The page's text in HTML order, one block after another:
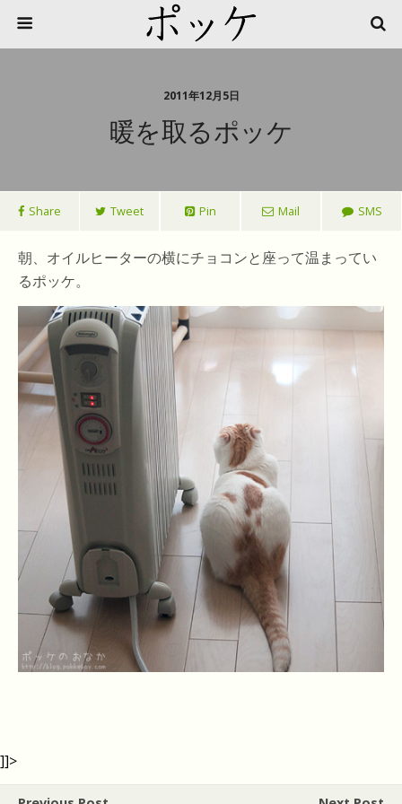
2011年12月5日
暖を取るポッケ
Share Tweet Pin Mail SMS
朝、オイルヒーターの横にチョコンと座って温まってい
るポッケ。
]]>